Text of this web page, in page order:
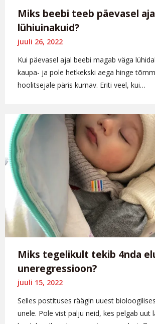
Miks beebi teeb päevasel
lühiuinakuid?
juuli 26, 2022
Kui päevasel ajal beebi magab väga
kaupa- ja pole hetkekski aega hinge
hoolitsejale päris kurnav. Eriti veel, kui…
Miks tegelikult tekib 4nda
uneregressioon?
juuli 15, 2022
Selles postituses räägin uuest
unele. Pole vist palju neid, kes pelgab uut